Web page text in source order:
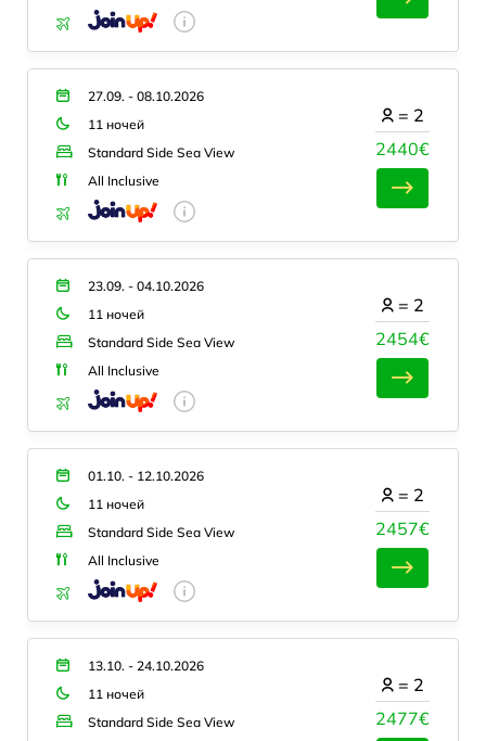
27.09. - 08.10.2026
11 ночей
Standard Side Sea View
All Inclusive
2440€
= 2
23.09. - 04.10.2026
11 ночей
Standard Side Sea View
All Inclusive
2454€
= 2
01.10. - 12.10.2026
11 ночей
Standard Side Sea View
All Inclusive
2457€
= 2
13.10. - 24.10.2026
11 ночей
Standard Side Sea View
2477€
= 2